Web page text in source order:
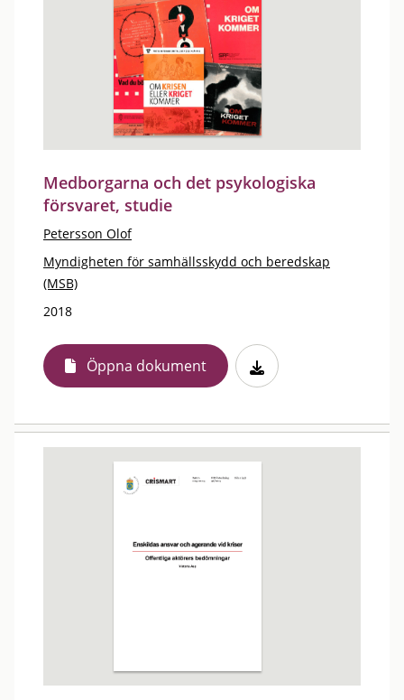
Medborgarna och det psykologiska
försvaret, studie
Petersson Olof
Myndigheten för samhällsskydd och beredskap
(MSB)
2018
Öppna dokument